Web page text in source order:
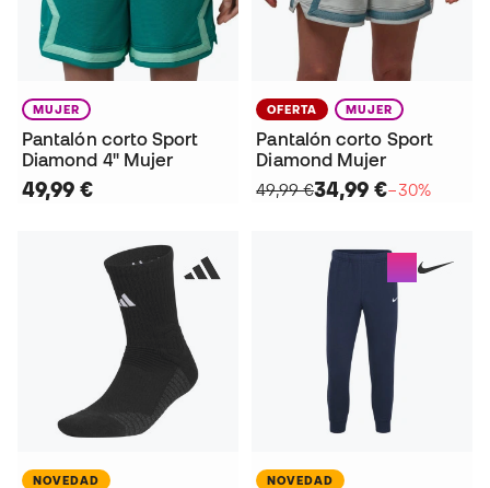
MUJER
Pantalón corto Sport
Diamond 4" Mujer
49,99 €
OFERTA MUJER
Pantalón corto Sport
Diamond Mujer
49,99 €34,99 €−30%
NOVEDAD NOVEDAD